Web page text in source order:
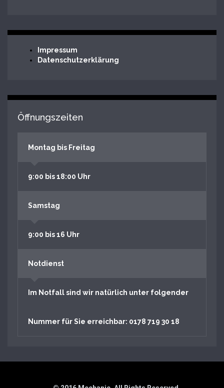
Impressum
Datenschutzerklärung
Öffnungszeiten
Montag bis Freitag
9:00 bis 18:00 Uhr
Samstag
9:00 bis 16 Uhr
Notdienst
Im Notfall sind wir natürlich unter folgender
Nummer für Sie erreichbar: 0178 719 30 18